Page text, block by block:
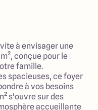
à envisager une
conçue pour le
famille.
spacieuses, ce foyer
à vos besoins
s'ouvre sur des
accueillante